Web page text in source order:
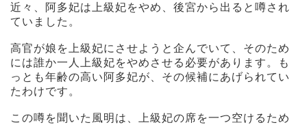
近々、阿多妃は上級妃をやめ、後宮から出ると噂され
ていました。
高官が娘を上級妃にさせようと企んでいて、そのため
には誰か一人上級妃をやめさせる必要があります。も
っとも年齢の高い阿多妃が、その候補にあげられてい
たわけです。
この噂を聞いた風明は、上級妃の席を一つ空けるため